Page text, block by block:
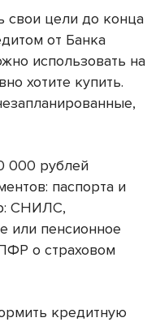
свои цели до конца
от Банка
использовать на
хотите купить.
000 рублей
паспорта и
СНИЛС,
или пенсионное
о страховом
кредитную